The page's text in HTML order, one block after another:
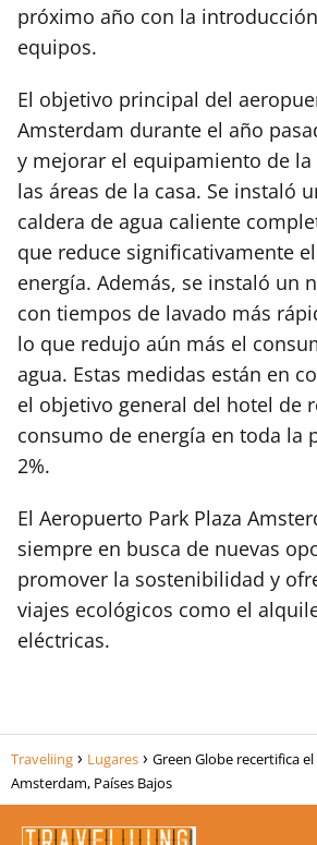
próximo año con la
equipos.
El objetivo principal del
Amsterdam durante el año
y mejorar el equipamiento de
las áreas de la casa. Se instaló
caldera de agua caliente
que reduce significativamente
energía. Además, se instaló un
con tiempos de lavado más
lo que redujo aún más el
agua. Estas medidas están en
el objetivo general del hotel de
consumo de energía en toda la
2%.
El Aeropuerto Park Plaza
siempre en busca de nuevas
promover la sostenibilidad y
viajes ecológicos como el
eléctricas.
Traveliing Lugares
Green Globe recertifica
Amsterdam, Países Bajos